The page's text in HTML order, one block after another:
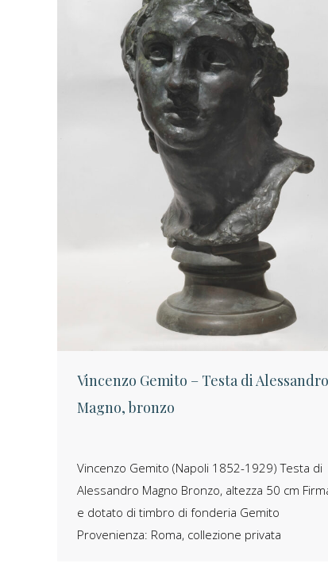
Vincenzo Gemito – Testa di Alessandro
Magno, bronzo
Vincenzo Gemito (Napoli 1852-1929) Testa di
Alessandro Magno Bronzo, altezza 50 cm
e dotato di timbro di fonderia Gemito
Provenienza: Roma, collezione privata